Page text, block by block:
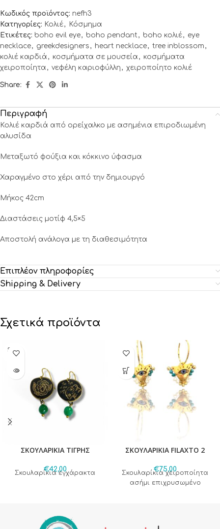
Κωδικός προϊόντος: nefh3
Κατηγορίες: Κολιέ, Κόσμημα
Ετικέτες: boho evil eye, boho pendant , boho κολιέ, eye
necklace, greekdesigners , heart necklace, tree inblossom ,
κολιέ καρδιά , κοσμήματα σε μουσεία , κοσμήματα
χειροποίητα , νεφέλη καριοφύλλη , χειροποίητο κολιέ
Share:
Περιγραφή
Κολιέ καρδιά από ορείχαλκο με ασημένια επιροδιωμένη
αλυσίδα
Μεταξωτό φούξια και κόκκινο ύφασμα
Χαραγμένο στο χέρι από την δημιουργό
Μήκος 42cm
Διαστάσεις μοτίφ 4,5×5
Αποστολή ανάλογα με τη διαθεσιμότητα
Επιπλέον πληροφορίες
Shipping & Delivery
Σχετικά προϊόντα
SOLD
OUT
ΣΚΟΥΛΑΡΙΚΙΑ ΤΙΓΡΗΣ
€42,00
Σκουλαρίκια εγχάρακτα
ΣΚΟΥΛΑΡΙΚΙΑ FILAXTO 2
€75,00
Σκουλαρίκια χειροποίητα
ασήμι επιχρυσωμένο